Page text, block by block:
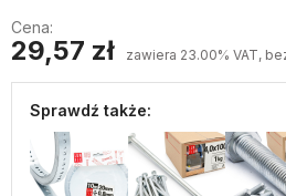
Cena:
29,57 zł zawiera 23.00% VAT,
Sprawdź także: